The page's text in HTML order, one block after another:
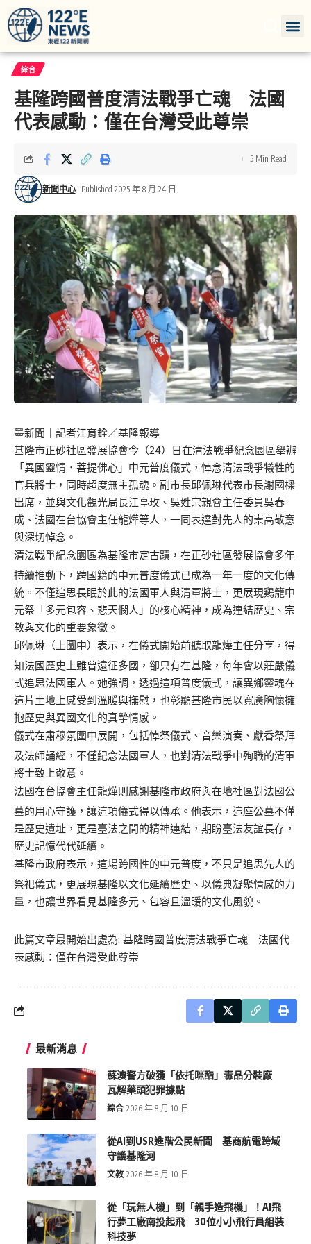
綜合
基隆跨國普度清法戰爭亡魂 法國
代表感動：僅在台灣受此尊崇
新聞中心 Published 2025 年 8 月 24 日
5 Min Read
墨新聞 ｜記者江育銓／基隆報導
基隆市正砂社區發展協會今（24）日在清法戰爭紀念園區舉辦
「異國靈情．菩提佛心」中元普度儀式，悼念清法戰爭犧牲的
官兵將士，同時超度無主孤魂。副市長邱佩琳代表市長謝國樑
出席，並與文化觀光局長江亭玫、吳姓宗親會主任委員吳春
成、法國在台協會主任龍燁等人，一同表達對先人的崇高敬意
與深切悼念。
清法戰爭紀念園區為基隆市定古蹟，在正砂社區發展協會多年
持續推動下，跨國籍的中元普度儀式已成為一年一度的文化傳
統。不僅追思長眠於此的法國軍人與清軍將士，更展現鷄籠中
元祭「多元包容、悲天憫人」的核心精神，成為連結歷史、宗
教與文化的重要象徵。
邱佩琳（上圖中）表示，在儀式開始前聽取龍燁主任分享，得
知法國歷史上雖曾遠征多國，卻只有在基隆，每年會以莊嚴儀
式追思法國軍人。她強調，透過這項普度儀式，讓異鄉靈魂在
這片土地上感受到溫暖與撫慰，也彰顯基隆市民以寬廣胸懷擁
抱歷史與異國文化的真摯情感。
儀式在肅穆氛圍中展開，包括悼祭儀式、音樂演奏、獻香祭拜
及法師誦經，不僅紀念法國軍人，也對清法戰爭中殉職的清軍
將士致上敬意。
法國在台協會主任龍燁則感謝基隆市政府與在地社區對法國公
墓的用心守護，讓這項儀式得以傳承。他表示，這座公墓不僅
是歷史遺址，更是臺法之間的精神連結，期盼臺法友誼長存，
歷史記憶代代延續。
基隆市政府表示，這場跨國性的中元普度，不只是追思先人的
祭祀儀式，更展現基隆以文化延續歷史、以儀典凝聚情感的力
量，也讓世界看見基隆多元、包容且溫暖的文化風貌。
此篇文章最開始出處為: 基隆跨國普度清法戰爭亡魂 法國代
表感動：僅在台灣受此尊崇
最新消息
蘇澳警方破獲「依托咪酯」毒品分裝廠
瓦解藥頭犯罪據點
綜合 2026 年 8 月 10 日
從AI到USR進階公民新聞 基商航電跨域
守護基隆河
文教 2026 年 8 月 10 日
從「玩無人機」到「親手造飛機」！AI飛
行夢工廠南投起飛 30位小小飛行員組裝
科技夢